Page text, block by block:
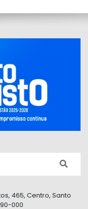
465, Centro, Santo
000